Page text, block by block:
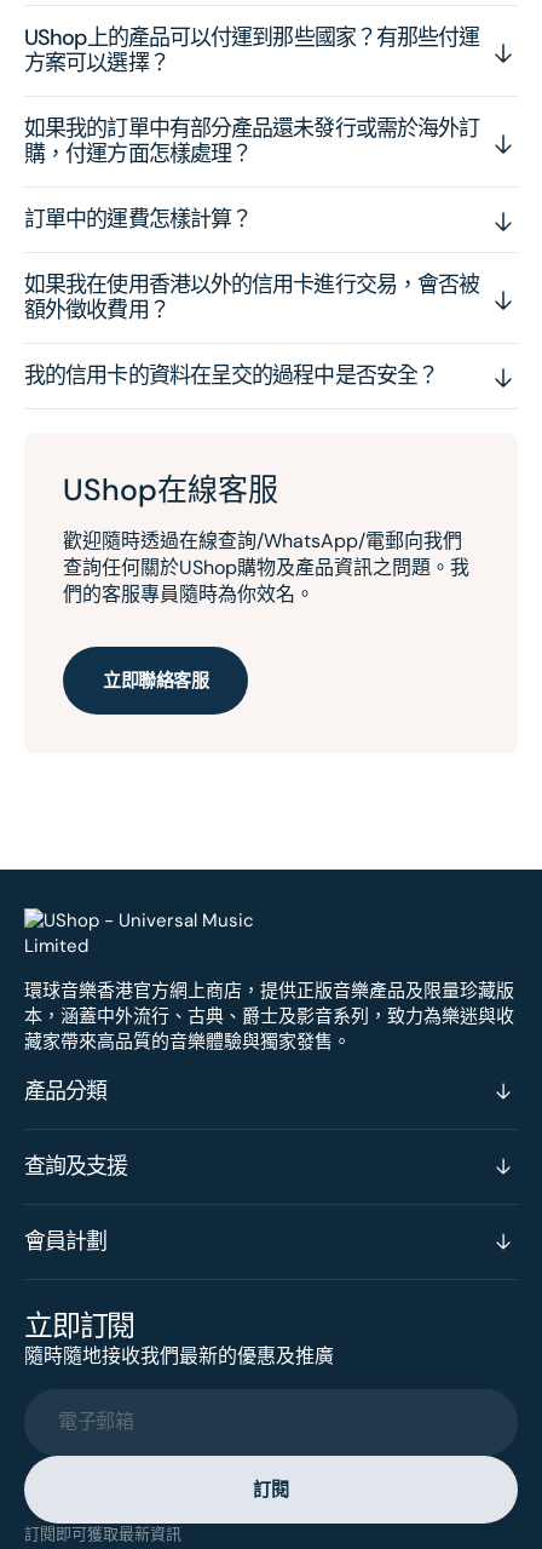
UShop上的產品可以付運到那些國家？有那些付運
方案可以選擇？
如果我的訂單中有部分產品還未發行或需於海外訂
購，付運方面怎樣處理？
訂單中的運費怎樣計算？
如果我在使用香港以外的信用卡進行交易，會否被
額外徵收費用？
我的信用卡的資料在呈交的過程中是否安全？
UShop在線客服
歡迎隨時透過在線查詢/WhatsApp/電郵向我們
查詢任何關於UShop購物及產品資訊之問題。我
們的客服專員隨時為你效名。
立即聯絡客服
環球音樂香港官方網上商店，提供正版音樂產品及限量珍藏版
本，涵蓋中外流行、古典、爵士及影音系列，致力為樂迷與收
藏家帶來高品質的音樂體驗與獨家發售。
產品分類
查詢及支援
會員計劃
立即訂閱
隨時隨地接收我們最新的優惠及推廣
電子郵箱
訂閱
訂閱即可獲取最新資訊